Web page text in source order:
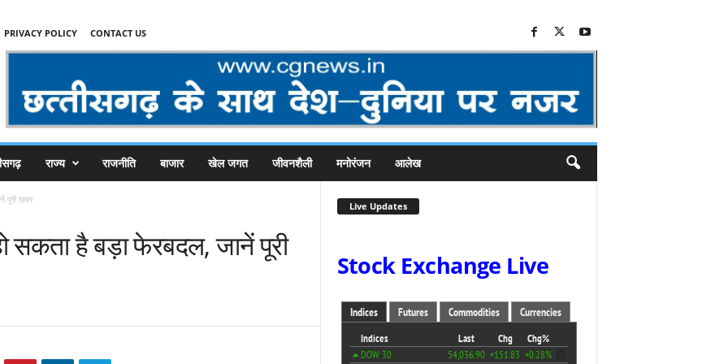
PRIVACY POLICY CONTACT US
राज्य राजनीति बाजार खेल जगत जीवनशैली मनोरंजन आलेख
पूरी ख़बर
सकता है बड़ा फेरबदल, जानें पूरी
Live Updates
Stock Exchange Live